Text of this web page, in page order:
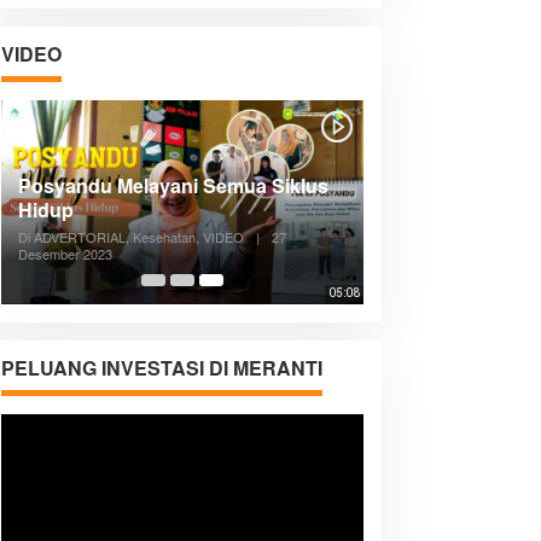
VIDEO
05:08
Posyandu Melayani Semua Siklus
Hidup
Di ADVERTORIAL, Kesehatan, VIDEO |
27
Desember 2023
PELUANG INVESTASI DI MERANTI